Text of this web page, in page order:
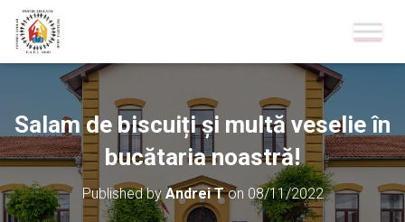
Salam de biscuiți și multă veselie în
bucătaria noastră!
Published by Andrei Ton 08/11/2022